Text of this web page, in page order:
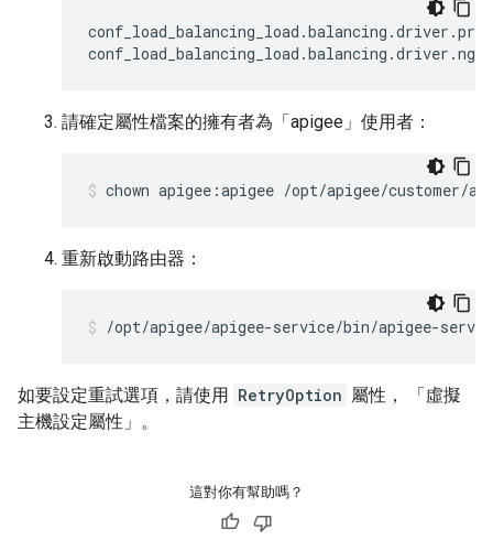
conf_load_balancing_load .balancing .driver .
conf_load_balancing_load .balancing .driver .
請確定屬性檔案的擁有者為「apigee」使用者：
chown apigee:apigee /opt/apigee/customer/
重新啟動路由器：
/opt/apigee/apigee-service/bin/apigee-
如要設定重試選項，請使用 RetryOption 屬性， 「虛擬
主機設定屬性」 。
這對你有幫助嗎？